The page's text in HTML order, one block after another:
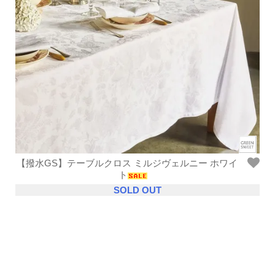
【撥水GS】テーブルクロス ミルジヴェルニー ホワイ
ト
SOLD OUT